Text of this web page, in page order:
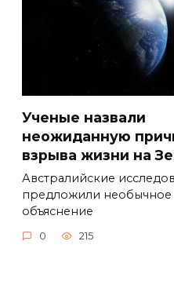
Ученые назвали
неожиданную
взрыва жизни на
Австралийские
предложили необычное
объяснение
0 215